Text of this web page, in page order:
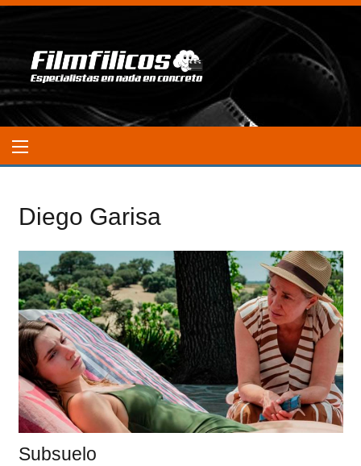
Diego Garisa
Subsuelo